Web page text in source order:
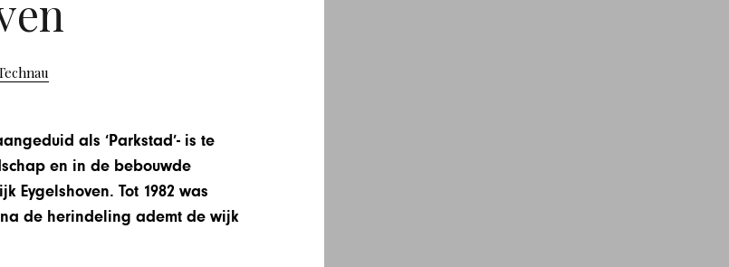
als ‘Parkstad’- is te
en in de bebouwde
Eygelshoven. Tot 1982 was
de herindeling ademt de wijk